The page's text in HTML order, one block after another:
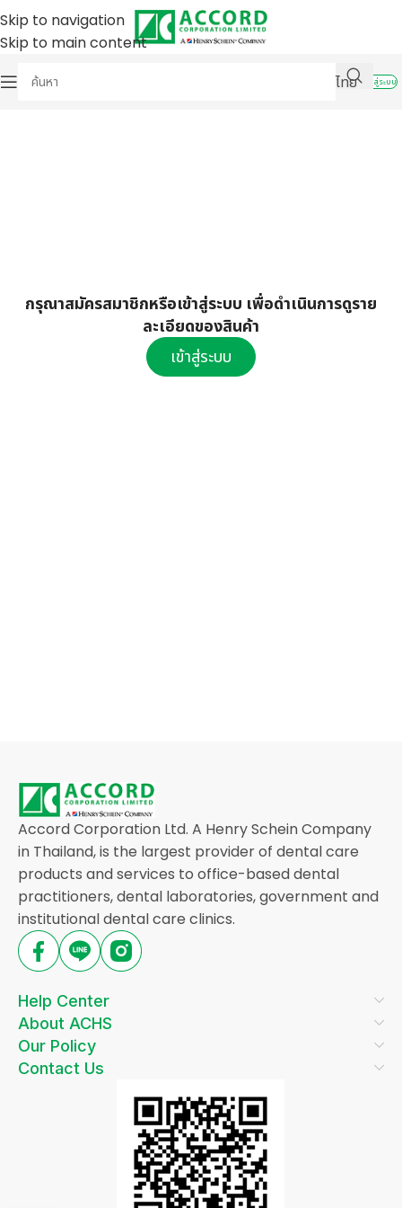
Skip to navigation
Skip to main content
ไทย
เข้าสู่ระบบ
กรุณาสมัครสมาชิกหรือเข้าสู่ระบบ เพื่อดำเนินการดูราย
ละเอียดของสินค้า
เข้าสู่ระบบ
Accord Corporation Ltd. A Henry Schein Company
in Thailand, is the largest provider of dental care
products and services to office-based dental
practitioners, dental laboratories, government and
institutional dental care clinics.
Help Center
About ACHS
Our Policy
Contact Us